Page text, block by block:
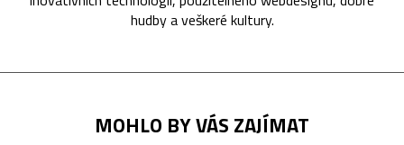
hudby a veškeré kultury.
MOHLO BY VÁS ZAJÍMAT